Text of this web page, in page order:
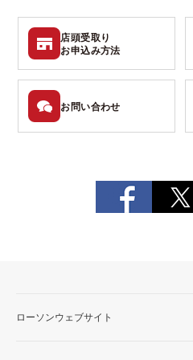
店頭受取り
お申込み方法
お問い合わせ
ローソンウェブサイト